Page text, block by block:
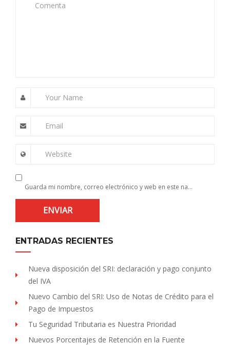
Comenta
Your Name
Email
Website
Guarda mi nombre, correo electrónico y web en este navegador para la próxima vez que comente.
ENTRADAS RECIENTES
Nueva disposición del SRI: declaración y pago conjunto
del IVA
Nuevo Cambio del SRI: Uso de Notas de Crédito para el
Pago de Impuestos
Tu Seguridad Tributaria es Nuestra Prioridad
Nuevos Porcentajes de Retención en la Fuente